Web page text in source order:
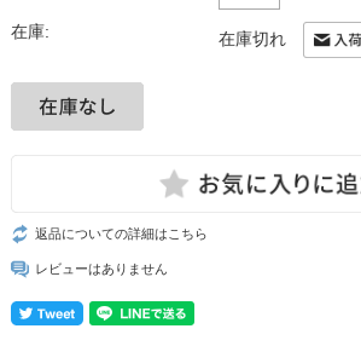
在庫: 在庫切れ
返品についての詳細はこちら
レビューはありません